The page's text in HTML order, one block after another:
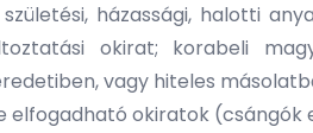
házassági, halotti
okirat; korabeli
vagy hiteles
elfogadható okiratok (csángók